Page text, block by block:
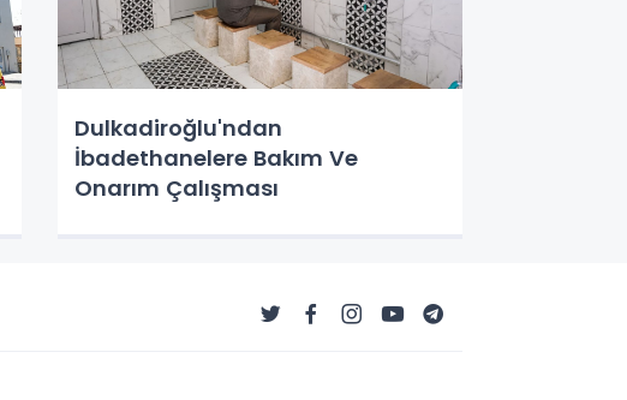
Dulkadiroğlu'ndan
İbadethanelere Bakım Ve
Onarım Çalışması